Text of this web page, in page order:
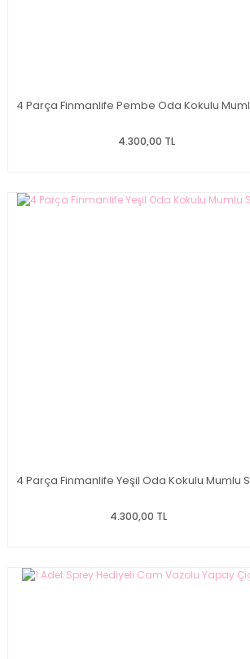
4 Parça Finmanlife Pembe Oda Kokulu
4.300,00 TL
4 Parça Finmanlife Yeşil Oda Kokulu Mumlu
4.300,00 TL